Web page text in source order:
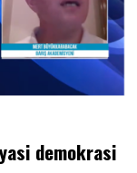
demokrasi